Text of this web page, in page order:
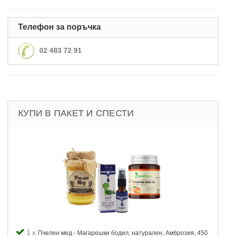
Телефон за поръчка
02 483 72 91
КУПИ В ПАКЕТ И СПЕСТИ
1 x Пчелен мед - Магарешки бодил, натурален, Амброзия, 450